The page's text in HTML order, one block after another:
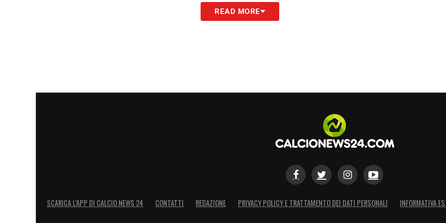
READ MORE
SCARICA L’APP DI CALCIO NEWS 24 CONTATTI REDAZIONE PRIVACY POLICY E TRATTAMENTO DEI DATI PERSONALI INFORMATIVA